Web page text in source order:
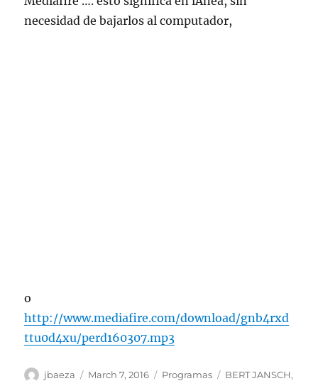
necesidad de bajarlos al computador,
o
http://www.mediafire.com/download/gnb4rxd
ttu0d4xu/perd160307.mp3
Author
jbaeza
Posted
March 7, 2016 Categories
Programas Tags
BERT JANSCH,